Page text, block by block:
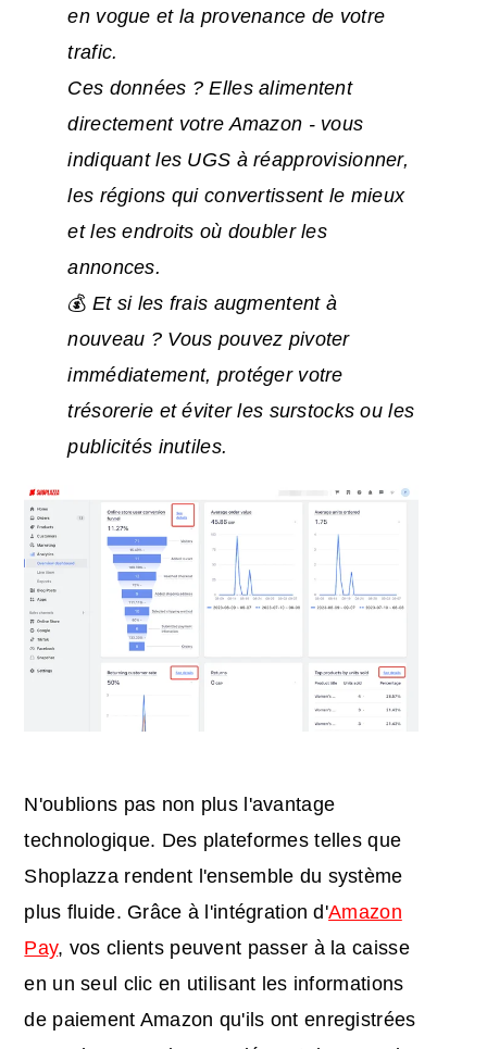
en vogue et la provenance de votre
trafic.
Ces données ? Elles alimentent
directement votre Amazon - vous
indiquant les UGS à réapprovisionner,
les régions qui convertissent le mieux
et les endroits où doubler les
annonces.
💰 Et si les frais augmentent à
nouveau ? Vous pouvez pivoter
immédiatement, protéger votre
trésorerie et éviter les surstocks ou les
publicités inutiles.
N'oublions pas non plus l'avantage
technologique. Des plateformes telles que
Shoplazza rendent l'ensemble du système
plus fluide. Grâce à l'intégration d'Amazon
Pay, vos clients peuvent passer à la caisse
en un seul clic en utilisant les informations
de paiement Amazon qu'ils ont enregistrées